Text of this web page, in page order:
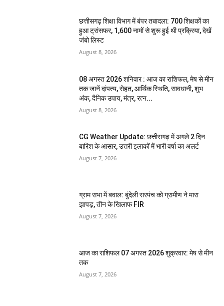
छत्तीसगढ़ शिक्षा विभाग में बंपर तबादला: 700 शिक्षकों का
हुआ ट्रांसफर, 1,600 नामों से शुरू हुई थी प्रक्रिया, देखें
जंबो लिस्ट
August 8, 2026
08 अगस्त 2026 शनिवार : आज का राशिफल, मेष से मीन
तक जानें दांपत्य, सेहत, आर्थिक स्थिति, सावधानी, शुभ
अंक, दैनिक उपाय, मंत्र, रत्न...
August 8, 2026
CG Weather Update: छत्तीसगढ़ में अगले 2 दिन
बारिश के आसार, उत्तरी इलाकों में भारी वर्षा का अलर्ट
August 7, 2026
ग्राम सभा में बवाल: बुंदेली सरपंच को ग्रामीण ने मारा
झापड़, तीन के खिलाफ FIR
August 7, 2026
आज का राशिफल 07 अगस्त 2026 शुक्रवार: मेष से मीन
तक
August 7, 2026